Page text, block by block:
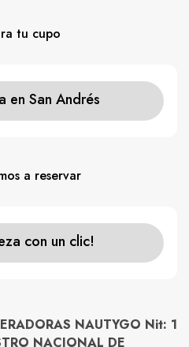
tu cupo
en San Andrés
a reservar
con un clic!
NAUTYGO Nit: 1
NACIONAL DE